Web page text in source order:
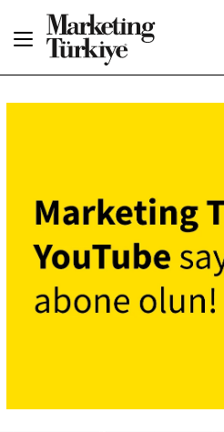
Dergiler
Etkinlikler